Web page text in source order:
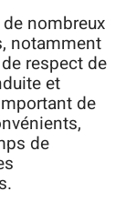
nombreux
notamment
respect de
et
de
de